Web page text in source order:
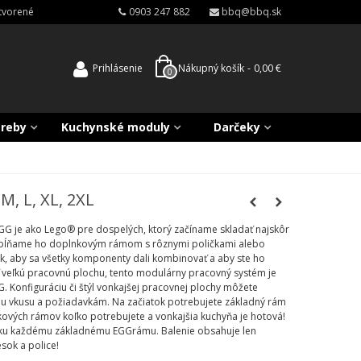
0903 247 882 bbq@bbq.sk
Prihlásenie 0 Nákupný košík - 0,00 €
Kuchynské moduly Darčeky
L, XL, 2XL
je ako Lego® pre dospelých, ktorý začíname skladať najskôr
ho doplnkovým rámom s rôznymi poličkami alebo
aby sa všetky komponenty dali kombinovať a aby ste ho
pracovnú plochu, tento modulárny pracovný systém je
Konfiguráciu či štýl vonkajšej pracovnej plochy môžete
vkusu a požiadavkám. Na začiatok potrebujete základný rám
rámov koľko potrebujete a vonkajšia kuchyňa je hotová!
každému základnému EGGrámu. Balenie obsahuje len
a police!